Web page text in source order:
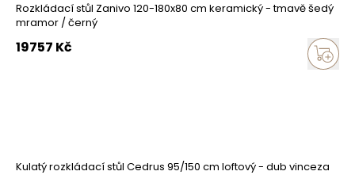
Rozkládací stůl Zanivo 120-180x80 cm keramický - tmavě šedý
mramor / černý
19757 Kč
Kulatý rozkládací stůl Cedrus 95/150 cm loftový - dub vinceza